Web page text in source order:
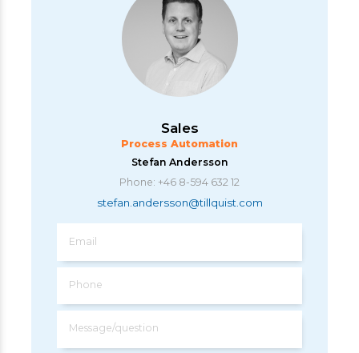
Sales
Process Automation
Stefan Andersson
Phone: +46 8-594 632 12
stefan.andersson@tillquist.com
Email
Phone
Message/question